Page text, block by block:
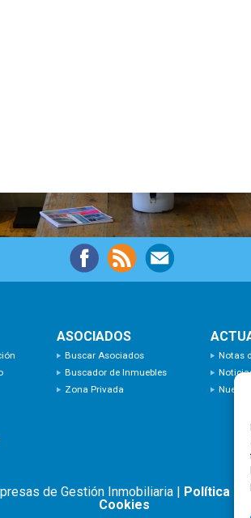
ASOCIADOS
Buscar Asociados
Buscador de Inmuebles
Zona Privada
Notas
de Gestión Inmobiliaria | Política de
Cookies